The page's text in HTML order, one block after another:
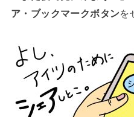
ア・ブックマークボタンを